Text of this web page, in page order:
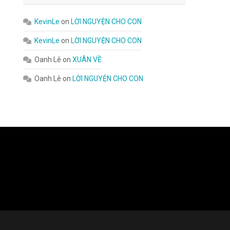
KevinLe on LỜI NGUYỆN CHO CON
KevinLe on LỜI NGUYỆN CHO CON
Oanh Lê onXUÂN VỀ
Oanh Lê on LỜI NGUYỆN CHO CON